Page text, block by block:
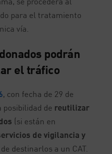
para el tratamiento
vía.
podrán
el tráfico
, con fecha de 29 de
posibilidad de reutilizar
(si están en
de vigilancia y
destinarlos a un CAT.